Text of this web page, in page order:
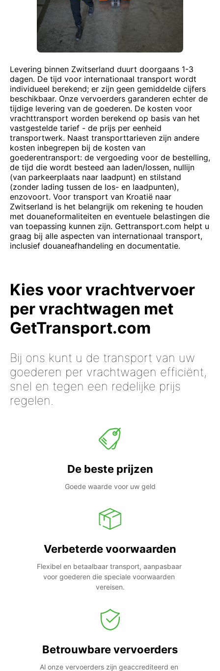
Levering binnen Zwitserland duurt doorgaans 1-3
dagen. De tijd voor internationaal transport wordt
individueel berekend; er zijn geen gemiddelde cijfers
beschikbaar. Onze vervoerders garanderen echter de
tijdige levering van de goederen. De kosten voor
vrachttransport worden berekend op basis van het
vastgestelde tarief - de prijs per eenheid
transportwerk. Naast transporttarieven zijn andere
kosten inbegrepen bij de kosten van
goederentransport: de vergoeding voor de bestelling,
de tijd die wordt besteed aan laden/lossen, nullijn
(van parkeerplaats naar laadpunt) en stilstand
(zonder lading tussen de los- en laadpunten),
enzovoort. Voor transport van Kroatië naar
Zwitserland is het belangrijk om rekening te houden
met douaneformaliteiten en eventuele belastingen die
van toepassing kunnen zijn. Gettransport.com helpt u
graag bij alle aspecten van internationaal transport,
inclusief douaneafhandeling en documentatie.
Kies voor vrachtvervoer
per vrachtwagen met
GetTransport.com
Bij ons kunt u de transport van uw
goederen per vrachtwagen efficiënt,
snel en tegen een redelijke prijs
regelen.
De beste prijzen
Goede waarde voor uw geld
Verbeterde voorwaarden
Flexibel en betaalbaar transport, aanpasbaar
voor goederen die speciale voorwaarden
vereisen.
Betrouwbare vervoerders
Al onze vervoerders zijn geaccrediteerd en